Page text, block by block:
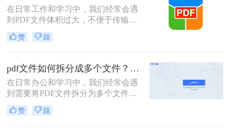
么，pdf一个文件如何拆分多个文件
呢？下面我将为您详细介绍几种简单
有效的方法。
在日常工作和学习中，我们经常会遇
到PDF文件体积过大，不便于传输或
管理的情况。此时，将PDF文件分割
成多个较小的文件就显得尤为重要。
详细介绍几种常用的PDF文件分割方
法，帮助用户轻松应对大体积PDF文
件的处理难题。
赞 踩
pdf文件如何拆分成多个文件？这三种方法教你轻松拆分！
在日常办公和学习中，我们经常会遇
到需要将PDF文件拆分为多个文件的
需求。无论是为了方便分享、减小文
件大小，还是为了将不同章节或内容
赞 踩